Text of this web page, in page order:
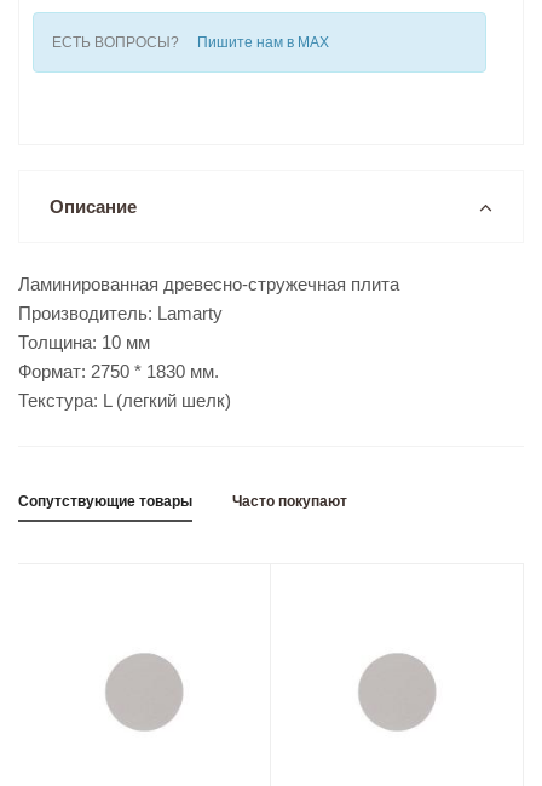
ЕСТЬ ВОПРОСЫ? Пишите нам в MAX
Описание
Ламинированная древесно-стружечная плита
Производитель: Lamarty
Толщина: 10 мм
Формат: 2750 * 1830 мм.
Текстура: L (легкий шелк)
Сопутствующие товары Часто покупают